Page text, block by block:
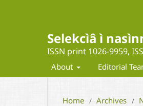
Selekcìâ ì
ISSN print 1026-9959,
About Editorial
Home / Archives /